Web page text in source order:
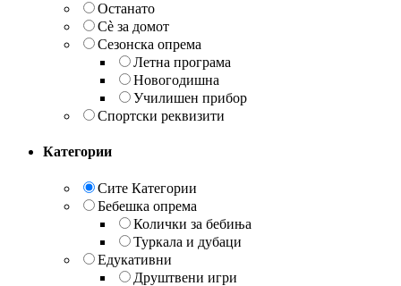
Останато
Сè за домот
Сезонска опрема
Летна програма
Новогодишна
Училишен прибор
Спортски реквизити
Категории
Сите Категории
Бебешка опрема
Колички за бебиња
Туркала и дубаци
Едукативни
Друштвени игри